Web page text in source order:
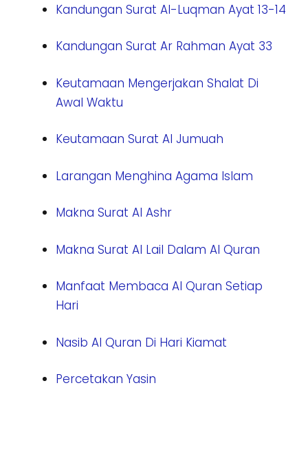
Kandungan Surat Al-Luqman Ayat 13-14
Kandungan Surat Ar Rahman Ayat 33
Keutamaan Mengerjakan Shalat Di
Awal Waktu
Keutamaan Surat Al Jumuah
Larangan Menghina Agama Islam
Makna Surat Al Ashr
Makna Surat Al Lail Dalam Al Quran
Manfaat Membaca Al Quran Setiap
Hari
Nasib Al Quran Di Hari Kiamat
Percetakan Yasin